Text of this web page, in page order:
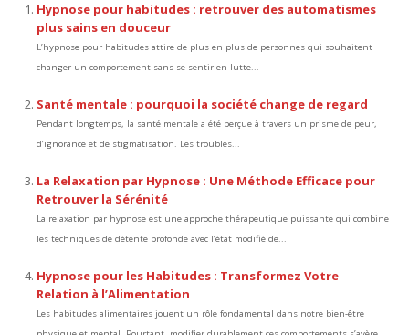
Hypnose pour habitudes : retrouver des automatismes
plus sains en douceur
L’hypnose pour habitudes attire de plus en plus de personnes qui souhaitent
changer un comportement sans se sentir en lutte...
Santé mentale : pourquoi la société change de regard
Pendant longtemps, la santé mentale a été perçue à travers un prisme de peur,
d’ignorance et de stigmatisation. Les troubles...
La Relaxation par Hypnose : Une Méthode Efficace pour
Retrouver la Sérénité
La relaxation par hypnose est une approche thérapeutique puissante qui combine
les techniques de détente profonde avec l’état modifié de...
Hypnose pour les Habitudes : Transformez Votre
Relation à l’Alimentation
Les habitudes alimentaires jouent un rôle fondamental dans notre bien-être